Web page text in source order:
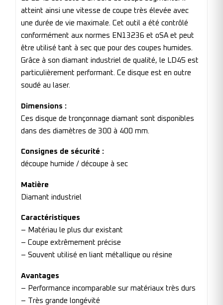
atteint ainsi une vitesse de coupe très élevée avec
une durée de vie maximale. Cet outil a été contrôlé
conformément aux normes EN13236 et oSA et peut
être utilisé tant à sec que pour des coupes humides.
Grâce à son diamant industriel de qualité, le LD45 est
particulièrement performant. Ce disque est en outre
soudé au laser.
Dimensions :
Ces disque de tronçonnage diamant sont disponibles
dans des diamètres de 300 à 400 mm.
Consignes de sécurité :
découpe humide / découpe à sec
Matière
Diamant industriel
Caractéristiques
– Matériau le plus dur existant
– Coupe extrêmement précise
– Souvent utilisé en liant métallique ou résine
Avantages
– Performance incomparable sur matériaux très durs
– Très grande longévité